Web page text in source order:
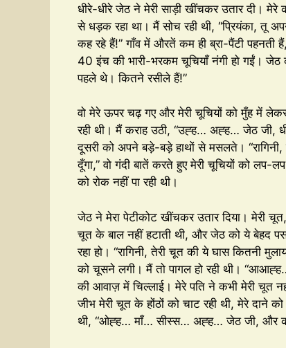
धीरे-धीरे जेठ ने मेरी साड़ी खींचकर उतार दी।
से धड़क रहा था। मैं सोच रही थी, “प्रियंका, तू
कह रहे हैं!” गाँव में औरतें कम ही ब्रा-पैंटी पहनती
40 इंच की भारी-भरकम चूचियाँ नंगी हो गईं।
पहले थे। कितने रसीले हैं!”
वो मेरे ऊपर चढ़ गए और मेरी चूचियों को मुँह में
रही थी। मैं कराह उठी, “उह्ह… अह्ह… जेठ जी,
दूसरी को अपने बड़े-बड़े हाथों से मसलते।
दूँगा,” वो गंदी बातें करते हुए मेरी चूचियों को लप-
को रोक नहीं पा रही थी।
जेठ ने मेरा पेटीकोट खींचकर उतार दिया। मेरी
चूत के बाल नहीं हटाती थी, और जेठ को ये बेहद
रहा हो। “रागिनी, तेरी चूत की ये घास कितनी
को चूसने लगी। मैं तो पागल हो रही थी।
की आवाज़ में चिल्लाई। मेरे पति ने कभी मेरी चूत
जीभ मेरी चूत के होंठों को चाट रही थी, मेरे दाने
थी, “ओह्ह… माँ… सीस्स… अह्ह… जेठ जी, और